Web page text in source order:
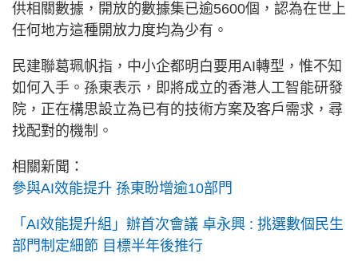
供相關數據，開放的數據集已逾5600個，認為在世上
任何地方這種開放力度均為少有。
民建聯葛珮帆指，中小企都明白要用AI轉型，惟不知
如何入手。孫東表示，即將成立的香港人工智能研發
院，正在構思設立為已有的技術方案及客戶需求，尋
找配對的機制。
相關新聞：
參與AI效能提升 孫東盼增逾10部門
「AI效能提升組」辦首次會議 卓永興 : 挑選數個民生
部門制定細節 目標半年後推行